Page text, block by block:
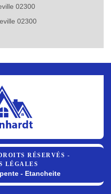
02300
02300
RÉSERVÉS -
LÉGALES
- Etancheite